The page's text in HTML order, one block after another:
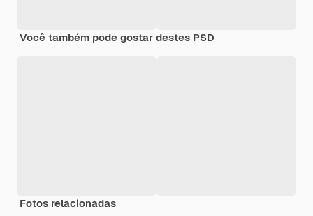
Você também pode gostar destes PSD
Fotos relacionadas